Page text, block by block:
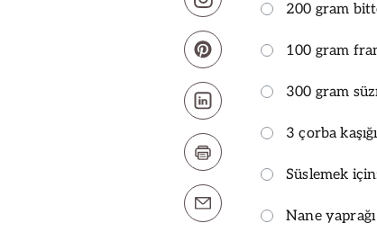
200 gram
100 gram
300 gram
3 çorba
Süslemek
Nane yaprağı